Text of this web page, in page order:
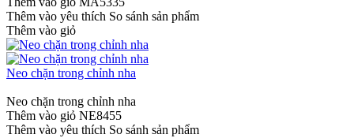
Thêm vào yêu thích So sánh sản phẩm
Thêm vào giỏ
Neo chặn trong chỉnh nha
Neo chặn trong chỉnh nha
Thêm vào giỏ NE8455
Thêm vào yêu thích So sánh sản phẩm